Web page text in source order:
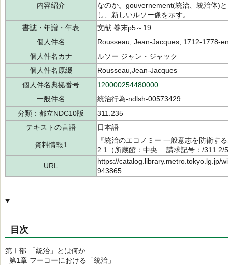
内容紹介
なのか。gouvernement(統治、統治体)
し、新しいルソー像を示す。
書誌・年譜・年表
文献:巻末p5～19
個人件名
Rousseau, Jean-Jacques, 1712-1778-
個人件名カナ
ルソー ジャン・ジャック
個人件名原綴
Rousseau,Jean‐Jacques
個人件名典拠番号
120000254480000
一般件名
統治行為-ndlsh-00573429
分類：都立NDC10版
311.235
テキストの言語
日本語
資料情報1
『統治のエコノミー 一般意志を防衛
2.1（所蔵館：中央 請求記号：/
URL
https://catalog.library.metro.tokyo.lg.jp/
943865
目次
第Ⅰ部 「統治」とは何か
第1章 フーコーにおける「統治」